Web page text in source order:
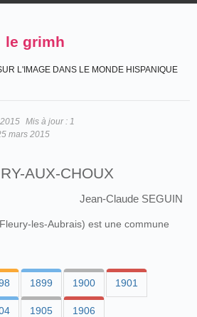
le grimh
L'IMAGE DANS LE MONDE HISPANIQUE
Mis à jour : 1
mars 2015
AUX-CHOUX
Jean-Claude SEGUIN
les-Aubrais) est une commune
1899 1900 1901
1905 1906